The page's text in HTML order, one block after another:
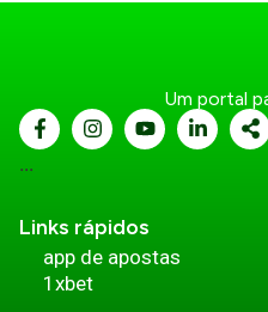
Um portal
...
Links rápidos
app de apostas
1xbet